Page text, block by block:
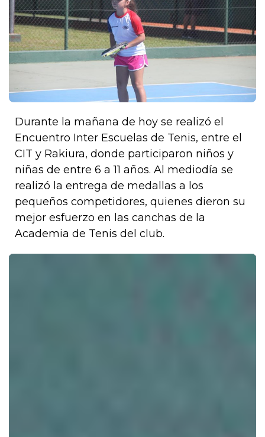
Durante la mañana de hoy se realizó el
Encuentro Inter Escuelas de Tenis, entre el
CIT y Rakiura, donde participaron niños y
niñas de entre 6 a 11 años. Al mediodía se
realizó la entrega de medallas a los
pequeños competidores, quienes dieron su
mejor esfuerzo en las canchas de la
Academia de Tenis del club.